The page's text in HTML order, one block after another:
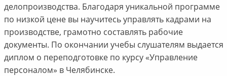
делопроизводства. Благодаря уникальной программе
по низкой цене вы научитесь управлять кадрами на
производстве, грамотно составлять рабочие
документы. По окончании учебы слушателям выдается
диплом о переподготовке по курсу «Управление
персоналом» в Челябинске.